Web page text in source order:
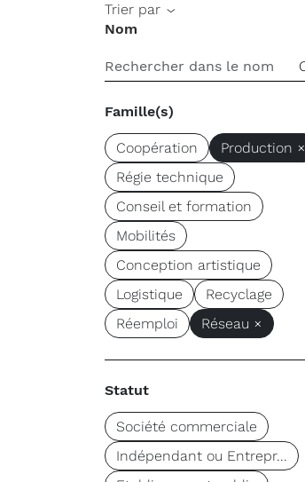
Trier par
Nom
Famille(s)
Coopération
Production ×
Régie technique
Conseil et formation
Mobilités
Conception artistique
Logistique
Recyclage
Réemploi
Réseau ×
Statut
Société commerciale
Indépendant ou Entrepr...